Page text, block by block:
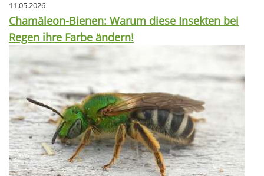
11.05.2026
Chamäleon-Bienen: Warum diese Insekten bei
Regen ihre Farbe ändern!